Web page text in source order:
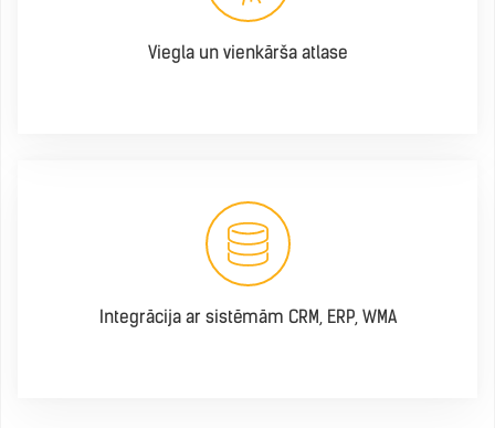
Viegla un vienkārša atlase
Integrācija ar sistēmām CRM, ERP, WMA